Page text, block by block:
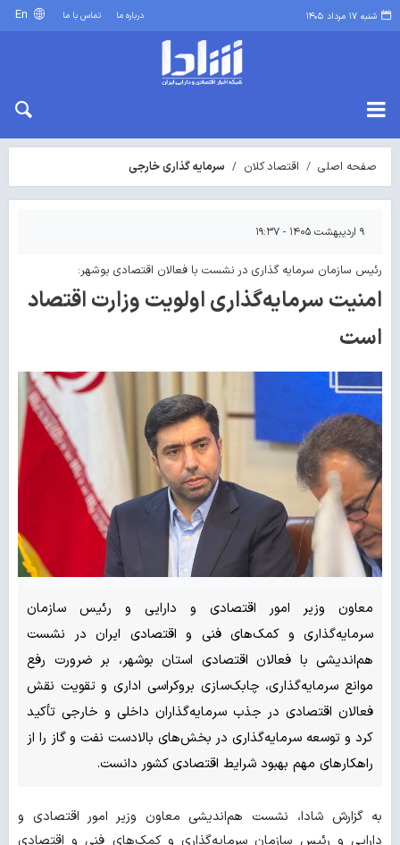
شنبه ۱۷ مرداد ۱۴۰۵ درباره ما تماس با ما
صفحه اصلی اقتصاد کلان سرمایه گذاری خارجی
۹ اردیبهشت ۱۴۰۵ - ۱۹:۳۷
رئیس سازمان سرمایه گذاری در نشست با فعالان اقتصادی بوشهر:
امنیت سرمایه‌گذاری اولویت وزارت اقتصاد
است
معاون وزیر امور اقتصادی و دارایی و رئیس سازمان
سرمایه‌گذاری و کمک‌های فنی و اقتصادی ایران در نشست
هم‌اندیشی با فعالان اقتصادی استان بوشهر، بر ضرورت رفع
موانع سرمایه‌گذاری، چابک‌سازی بروکراسی اداری و تقویت نقش
فعالان اقتصادی در جذب سرمایه‌گذاران داخلی و خارجی تأکید
کرد و توسعه سرمایه‌گذاری در بخش‌های بالادست نفت و گاز را از
راهکارهای مهم بهبود شرایط اقتصادی کشور دانست.
به گزارش شادا، نشست هم‌اندیشی معاون وزیر امور اقتصادی و
دارایی و رئیس سازمان سرمایه‌گذاری و کمک‌های فنی و اقتصادی